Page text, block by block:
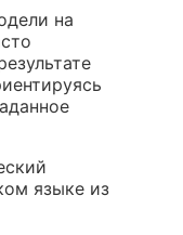
на
языке из